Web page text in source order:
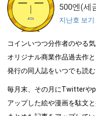
500엔(세
지난호 보기
コインいつつ分作者のやる気
オリジナル商業作品過去作
発行の同人誌をいつでも読む
毎月末、その月にTwitterや
アップした絵や漫画を駄文